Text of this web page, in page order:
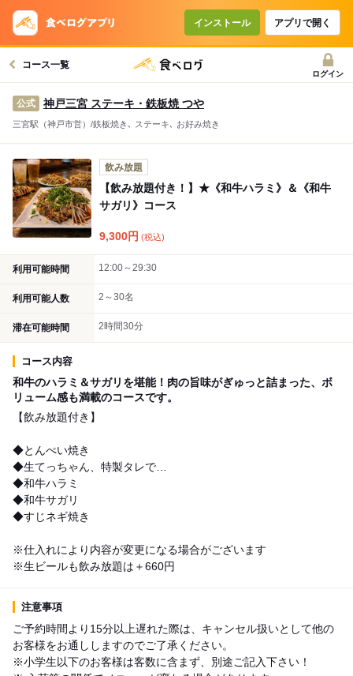
インストール アプリで開く
コース一覧
ログイン
公式 神戸三宮 ステーキ・鉄板焼 つや
三宮駅（神戸市営）/鉄板焼き､ ステーキ､ お好み焼き
飲み放題
【飲み放題付き！】★《和牛ハラミ》＆《和牛
サガリ》コース
9,300円 (税込)
利用可能時間 12:00～29:30
利用可能人数 2～30名
滞在可能時間 2時間30分
コース内容
和牛のハラミ＆サガリを堪能！肉の旨味がぎゅっと詰まった、ボ
リューム感も満載のコースです。
【飲み放題付き】
◆とんぺい焼き
◆生てっちゃん、特製タレで…
◆和牛ハラミ
◆和牛サガリ
◆すじネギ焼き
※仕入れにより内容が変更になる場合がございます
※生ビールも飲み放題は＋660円
注意事項
ご予約時間より15分以上遅れた際は、キャンセル扱いとして他の
お客様をお通ししますのでご了承ください。
※小学生以下のお客様は客数に含まず、別途ご記入下さい！
コースで使えるクーポン
戻る
クーポンを利用せず予約する